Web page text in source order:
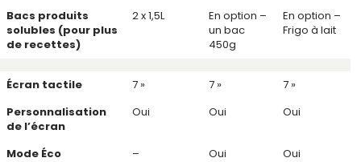
Bacs produits
solubles (pour plus
de recettes)
2 x 1,5L
En option –
un bac
450g
En option –
Frigo à lait
Écran tactile 7 » 7 »
7 »
Personnalisation
de l’écran
Oui Oui Oui
Mode Éco – Oui Oui